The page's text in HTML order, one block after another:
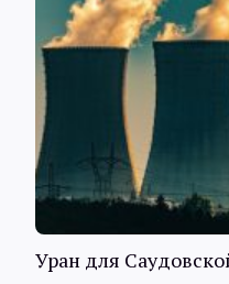
Уран для